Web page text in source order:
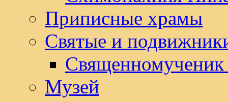
Приписные храмы
Святые и
Музей